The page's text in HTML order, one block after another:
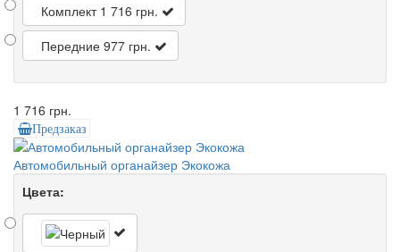
Комплект 1 716 грн.
Передние 977 грн.
1 716 грн.
Предзаказ
Автомобильный органайзер Экокожа
Цвета: